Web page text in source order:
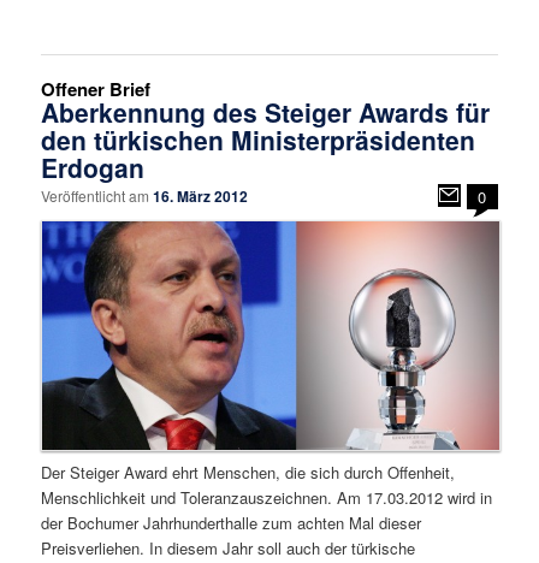
Offener Brief
Aberkennung des Steiger Awards für
den türkischen Ministerpräsidenten
Erdogan
Veröffentlicht am16. März 2012 0
Der Steiger Award ehrt Menschen, die sich durch Offenheit,
Menschlichkeit und Toleranzauszeichnen. Am 17.03.2012 wird in
der Bochumer Jahrhunderthalle zum achten Mal dieser
Preisverliehen. In diesem Jahr soll auch der türkische